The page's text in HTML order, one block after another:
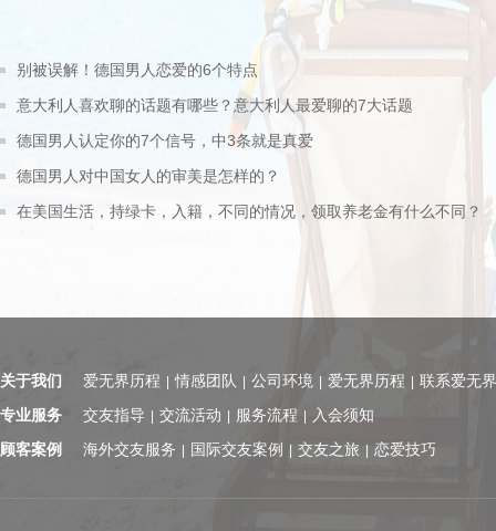
别被误解！德国男人恋爱的6个特点
意大利人喜欢聊的话题有哪些？意大利人最爱聊的7大话题
德国男人认定你的7个信号，中3条就是真爱
德国男人对中国女人的审美是怎样的？
在美国生活，持绿卡，入籍，不同的情况，领取养老金有什么不同？
关于我们 爱无界历程 情感团队 公司环境 爱无界历程
联系爱无界
专业服务
交友指导 交流活动 服务流程
入会须知
顾客案例
海外交友服务 国际交友案例 交友之旅 恋爱技巧